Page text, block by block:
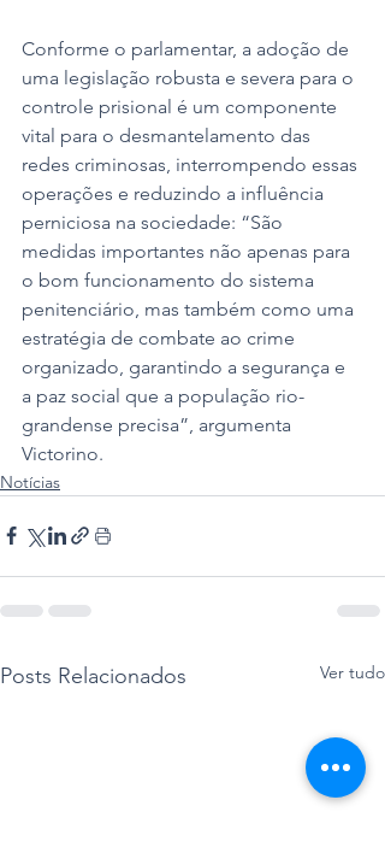
Conforme o parlamentar, a adoção de
uma legislação robusta e severa para o
controle prisional é um componente
vital para o desmantelamento das
redes criminosas, interrompendo essas
operações e reduzindo a influência
perniciosa na sociedade: “São
medidas importantes não apenas para
o bom funcionamento do sistema
penitenciário, mas também como uma
estratégia de combate ao crime
organizado, garantindo a segurança e
a paz social que a população rio-
grandense precisa”, argumenta
Victorino.
Notícias
Posts Relacionados Ver tudo